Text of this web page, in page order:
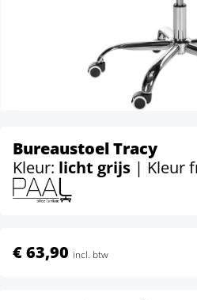
Bureaustoel Tracy
Kleur: licht grijs | Kleur
€ 63,90 incl. btw